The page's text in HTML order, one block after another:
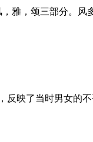
，颂三部分。风
了当时男女的